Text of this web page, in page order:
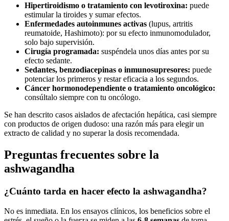
Hipertiroidismo o tratamiento con levotiroxina: puede
estimular la tiroides y sumar efectos.
Enfermedades autoinmunes activas (lupus, artritis
reumatoide, Hashimoto): por su efecto inmunomodulador,
solo bajo supervisión.
Cirugía programada: suspéndela unos días antes por su
efecto sedante.
Sedantes, benzodiacepinas o inmunosupresores: puede
potenciar los primeros y restar eficacia a los segundos.
Cáncer hormonodependiente o tratamiento oncológico:
consúltalo siempre con tu oncólogo.
Se han descrito casos aislados de afectación hepática, casi siempre
con productos de origen dudoso: una razón más para elegir un
extracto de calidad y no superar la dosis recomendada.
Preguntas frecuentes sobre la
ashwagandha
¿Cuánto tarda en hacer efecto la ashwagandha?
No es inmediata. En los ensayos clínicos, los beneficios sobre el